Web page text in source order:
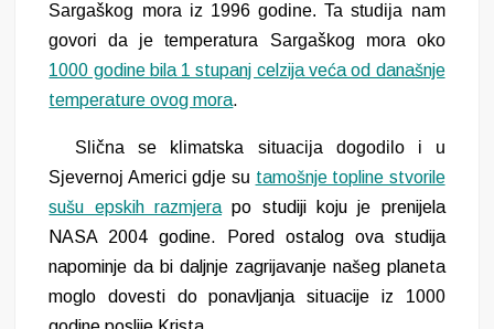
Sargaškog mora iz 1996 godine. Ta studija nam
govori da je temperatura Sargaškog mora oko
1000 godine bila 1 stupanj celzija veća od današnje
temperature ovog mora.
Slična se klimatska situacija dogodilo i u
Sjevernoj Americi gdje su tamošnje topline stvorile
sušu epskih razmjera po studiji koju je prenijela
NASA 2004 godine. Pored ostalog ova studija
napominje da bi daljnje zagrijavanje našeg planeta
moglo dovesti do ponavljanja situacije iz 1000